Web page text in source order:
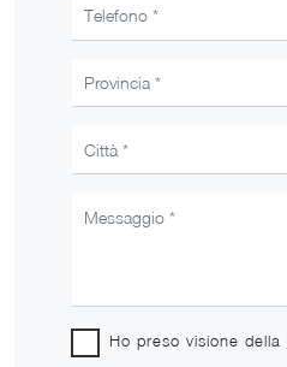
Ho preso visione della